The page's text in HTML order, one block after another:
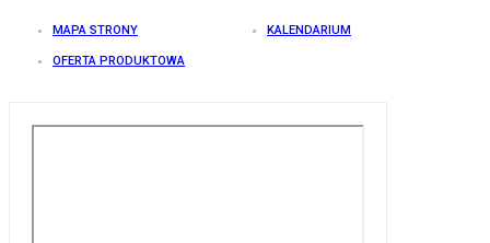
MAPA STRONY KALENDARIUM
OFERTA PRODUKTOWA